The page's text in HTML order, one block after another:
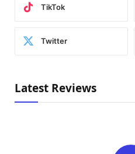
TikTok
Twitter
Latest Reviews